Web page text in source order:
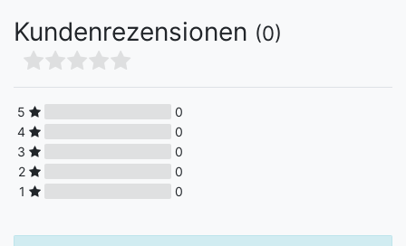
Kundenrezensionen (0)
5
0
4
0
3
0
2
0
1
0